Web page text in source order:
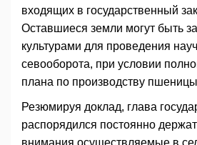
входящих в государственный
Оставшиеся земли могут быть
культурами для проведения
севооборота, при условии
плана по производству
Резюмируя доклад, глава
распорядился постоянно
внимания осуществляемые в